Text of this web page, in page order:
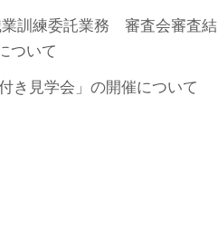
訓練委託業務 審査会審査結
ついて
き見学会」の開催について